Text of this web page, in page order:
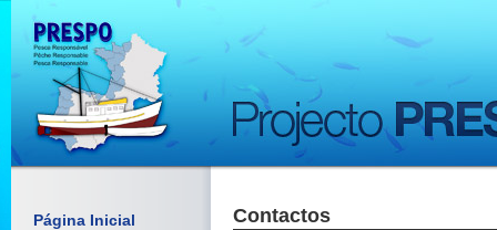
Página Inicial
Enquadramento
Contactos